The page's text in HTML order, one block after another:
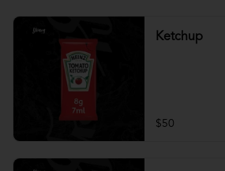
Ketchup
$50